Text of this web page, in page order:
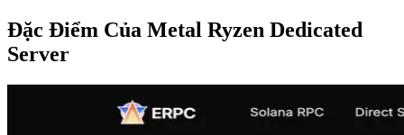
Đặc Điểm Của Metal Ryzen Dedicated
Server